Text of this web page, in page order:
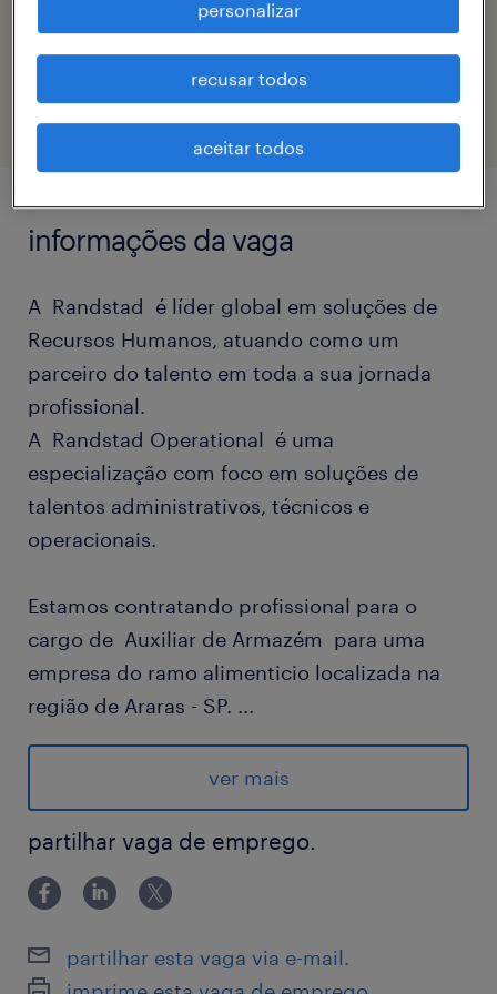
código da vaga
eTalent_JP-181878
informações da vaga
A Randstad é líder global em soluções de
Recursos Humanos, atuando como um
parceiro do talento em toda a sua jornada
profissional.
A Randstad Operational é uma
especialização com foco em soluções de
talentos administrativos, técnicos e
operacionais.
Estamos contratando profissional para o
cargo de Auxiliar de Armazém para uma
empresa do ramo alimenticio localizada na
região de Araras - SP. ...
Tipo de contrato: Efetivo CLT
Escala e horário de trabalho: 6x1 das 08:00
às 16:20
Local de trabalho: Araras - SP
🌍 Oportunidade Aberta para Candidatos de
Outros Estados! Se você tem interesse em
oportunidade de crescimento em uma
ver mais
partilhar vaga de emprego.
partilhar esta vaga via e-mail.
personalizar
recusar todos
aceitar todos